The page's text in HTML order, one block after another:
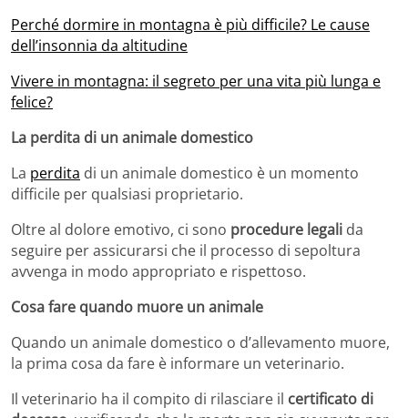
Perché dormire in montagna è più difficile? Le cause
dell’insonnia da altitudine
Vivere in montagna: il segreto per una vita più lunga e
felice?
La perdita di un animale domestico
La perdita di un animale domestico è un momento
difficile per qualsiasi proprietario.
Oltre al dolore emotivo, ci sono procedure legali da
seguire per assicurarsi che il processo di sepoltura
avvenga in modo appropriato e rispettoso.
Cosa fare quando muore un animale
Quando un animale domestico o d’allevamento muore,
la prima cosa da fare è informare un veterinario.
Il veterinario ha il compito di rilasciare il certificato di